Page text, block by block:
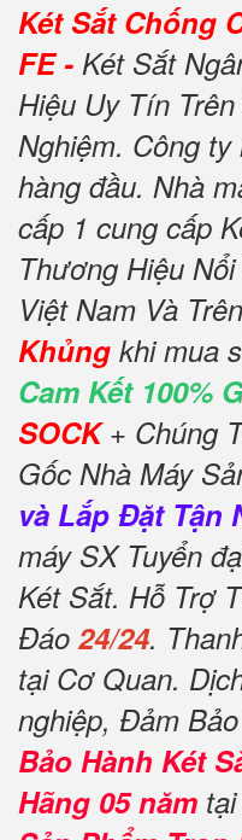
Két Sắt Chống
FE - Két Sắt
Hiệu Uy Tín
Nghiệm. Công
hàng đầu. Nhà
cấp 1 cung cấp
Thương Hiệu
Việt Nam Và
Khủng khi mua
Cam Kết 100%
SOCK+ Chúng
Gốc Nhà Máy
và Lắp Đặt Tận
máy SX Tuyển
Két Sắt. Hỗ Trợ
Đáo 24/24.
tại Cơ Quan.
nghiệp, Đảm
Bảo Hành Két
Hãng 05 năm